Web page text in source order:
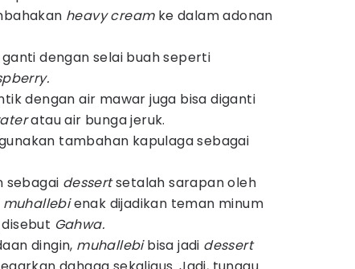
heavy creamke dalam adonan
dengan selai buah seperti
dengan air mawar juga bisa diganti
atau air bunga jeruk.
tambahan kapulaga sebagai
sebagai dessertsetalah sarapan oleh
muhallebienak dijadikan teman minum
Gahwa.
dingin, muhallebibisa jadi dessert